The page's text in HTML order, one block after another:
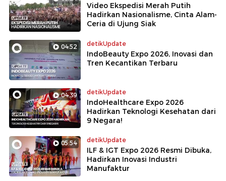
Video Ekspedisi Merah Putih
Hadirkan Nasionalisme, Cinta Alam-
Ceria di Ujung Siak
04:52 detikUpdate
IndoBeauty Expo 2026, Inovasi dan
Tren Kecantikan Terbaru
04:39 detikUpdate
IndoHealthcare Expo 2026
Hadirkan Teknologi Kesehatan dari
9 Negara!
05:54 detikUpdate
ILF & IGT Expo 2026 Resmi Dibuka,
Hadirkan Inovasi Industri
Manufaktur